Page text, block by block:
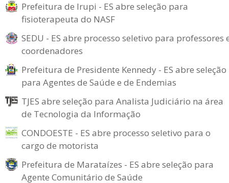
Prefeitura de Irupi - ES abre seleção para
fisioterapeuta do NASF
SEDU - ES abre processo seletivo para professores
coordenadores
Prefeitura de Presidente Kennedy - ES abre seleção
para Agentes de Saúde e de Endemias
TJES abre seleção para Analista Judiciário na área
de Tecnologia da Informação
CONDOESTE - ES abre processo seletivo para o
cargo de motorista
Prefeitura de Marataízes - ES abre seleção para
Agente Comunitário de Saúde